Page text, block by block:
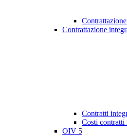
Contrattazione
Contratti
Costi contratti
OIV 5